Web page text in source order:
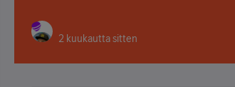
2 kuukautta sitten